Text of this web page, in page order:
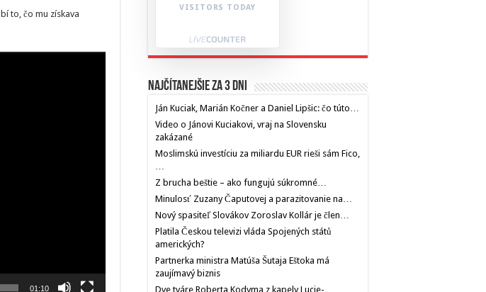
to, čo mu získava
01:10
VISITORS TODAY
Najčítanejšie za 3 dni
Ján Kuciak, Marián Kočner a Daniel Lipšic: čo túto…
Video o Jánovi Kuciakovi, vraj na Slovensku
zakázané
Moslimskú investíciu za miliardu EUR rieši sám Fico,
…
Z brucha beštie – ako fungujú súkromné…
Minulosť Zuzany Čaputovej a parazitovanie na…
Nový spasiteľ Slovákov Zoroslav Kollár je člen…
Platila Českou televizi vláda Spojených států
amerických?
Partnerka ministra Matúša Šutaja Eštoka má
zaujímavý biznis
Dve tváre Roberta Kodyma z kapely Lucie-